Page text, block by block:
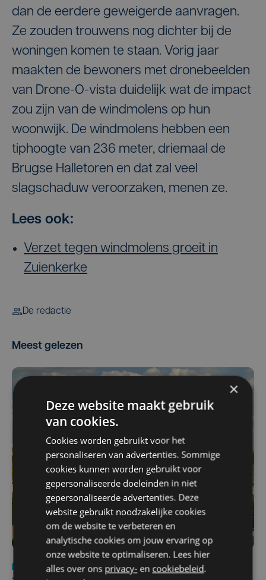
dan de eerdere geweigerde aanvragen.
Ze zouden trouwens nog dichter bij de
woningen komen te staan. Vorig jaar
maakten de bewoners met dronebeelden
van Drone-O-vista duidelijk wat de impact
zou zijn van de windmolens op hun
woonwijk. De windmolens hebben een
tiphoogte van 236 meter, driemaal de
Brugse Halletoren en dat zal veel
slagschaduw veroorzaken, menen ze.
Lees ook:
Verzet tegen windmolens groeit in
Zuienkerke
De redactie
Meest gelezen
Nieuws Update
za 1 augustus | 17:21
×
Deze website maakt gebruik
van cookies.
Cookies worden gebruikt voor het
personaliseren van advertenties. Sommige
cookies kunnen worden gebruikt voor
gepersonaliseerde doeleinden in niet
gepersonaliseerde advertenties. Deze
website gebruikt noodzakelijke cookies
om de website te verbeteren en
analytische cookies om jouw ervaring op
onze website te optimaliseren. Lees hier
alles over ons privacy- en cookiebeleid.